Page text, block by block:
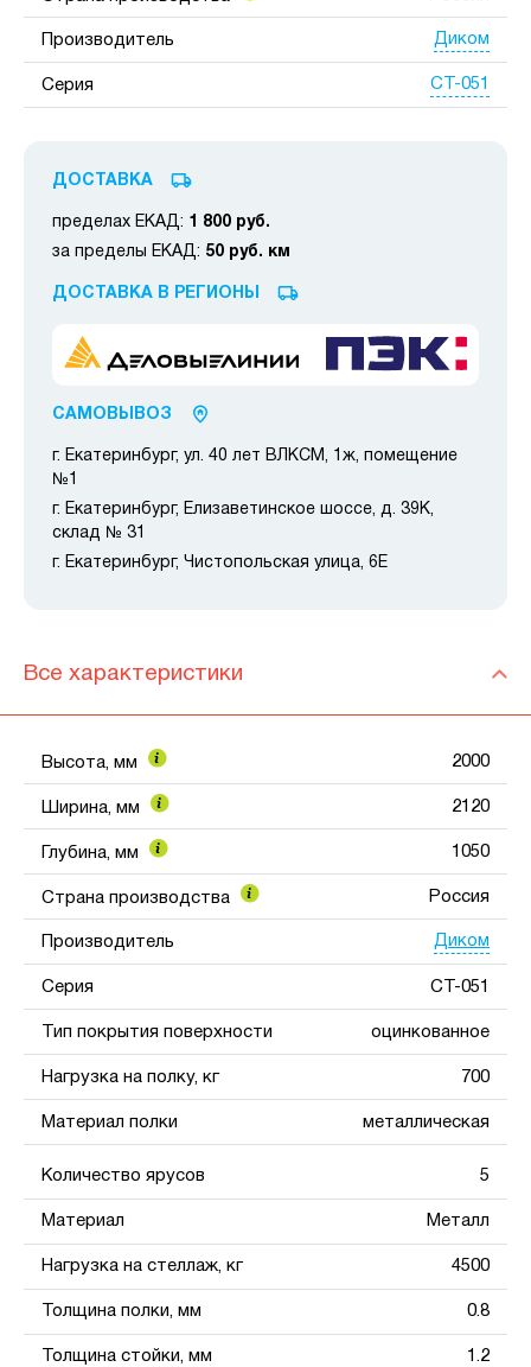
Производитель Диком
Серия СТ-051
ДОСТАВКА
пределах ЕКАД: 1 800 руб.
за пределы ЕКАД: 50 руб. км
ДОСТАВКА В РЕГИОНЫ
САМОВЫВОЗ
г. Екатеринбург, ул. 40 лет ВЛКСМ, 1ж, помещение
№1
г. Екатеринбург, Елизаветинское шоссе, д. 39К,
склад № 31
г. Екатеринбург, Чистопольская улица, 6Е
Все характеристики
Высота, мм 2000
Ширина, мм 2120
Глубина, мм 1050
Страна производства Россия
Производитель Диком
Серия СТ-051
Тип покрытия поверхности оцинкованное
Нагрузка на полку, кг 700
Материал полки металлическая
Количество ярусов 5
Материал Металл
Нагрузка на стеллаж, кг 4500
Толщина полки, мм 0.8
Толщина стойки, мм 1.2